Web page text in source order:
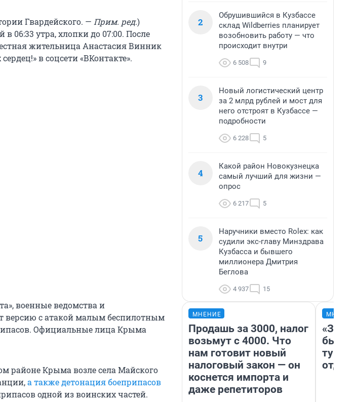
Гвардейского. — Прим. ред.)
утра, хлопки до 07:00. После
жительница Анастасия Винник
в соцсети «ВКонтакте».
военные ведомства и
версию с атакой малым беспилотным
Официальные лица Крыма
районе Крыма возле села Майского
а также детонация боеприпасов
одной из воинских частей.
2
Обрушившийся в Кузбассе
склад Wildberries планирует
возобновить работу — что
происходит внутри
6 508 9
3
Новый логистический центр
за 2 млрд рублей и мост для
него отстроят в Кузбассе —
подробности
6 228 5
4
Какой район Новокузнецка
самый лучший для жизни —
опрос
6 217 5
5
Наручники вместо Rolex: как
судили экс-главу Минздрава
Кузбасса и бывшего
миллионера Дмитрия
Беглова
4 937 15
МНЕНИЕ
Продашь за 3000, налог
возьмут с 4000. Что
нам готовит новый
налоговый закон — он
коснется импорта и
даже репетиторов
«За
были